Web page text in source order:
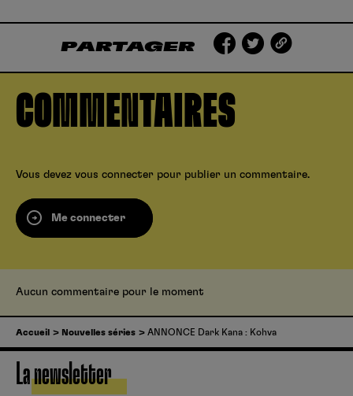
PARTAGER
COMMENTAIRES
Vous devez vous connecter pour publier un commentaire.
Me connecter
Aucun commentaire pour le moment
Accueil Nouvelles séries ANNONCE Dark Kana : Kohva
La newsletter